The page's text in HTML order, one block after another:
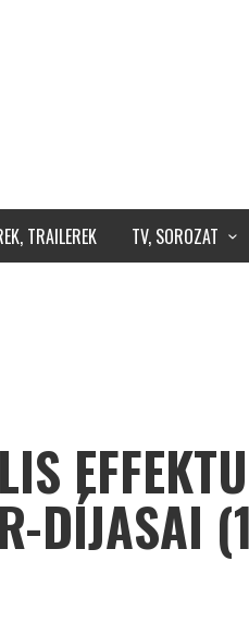
TRAILEREK TV, SOROZAT
DÍJASAI